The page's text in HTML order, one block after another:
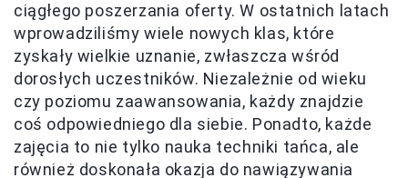
ciągłego poszerzania oferty. W ostatnich latach
wprowadziliśmy wiele nowych klas, które
zyskały wielkie uznanie, zwłaszcza wśród
dorosłych uczestników. Niezależnie od wieku
czy poziomu zaawansowania, każdy znajdzie
coś odpowiedniego dla siebie. Ponadto, każde
zajęcia to nie tylko nauka techniki tańca, ale
również doskonała okazja do nawiązywania